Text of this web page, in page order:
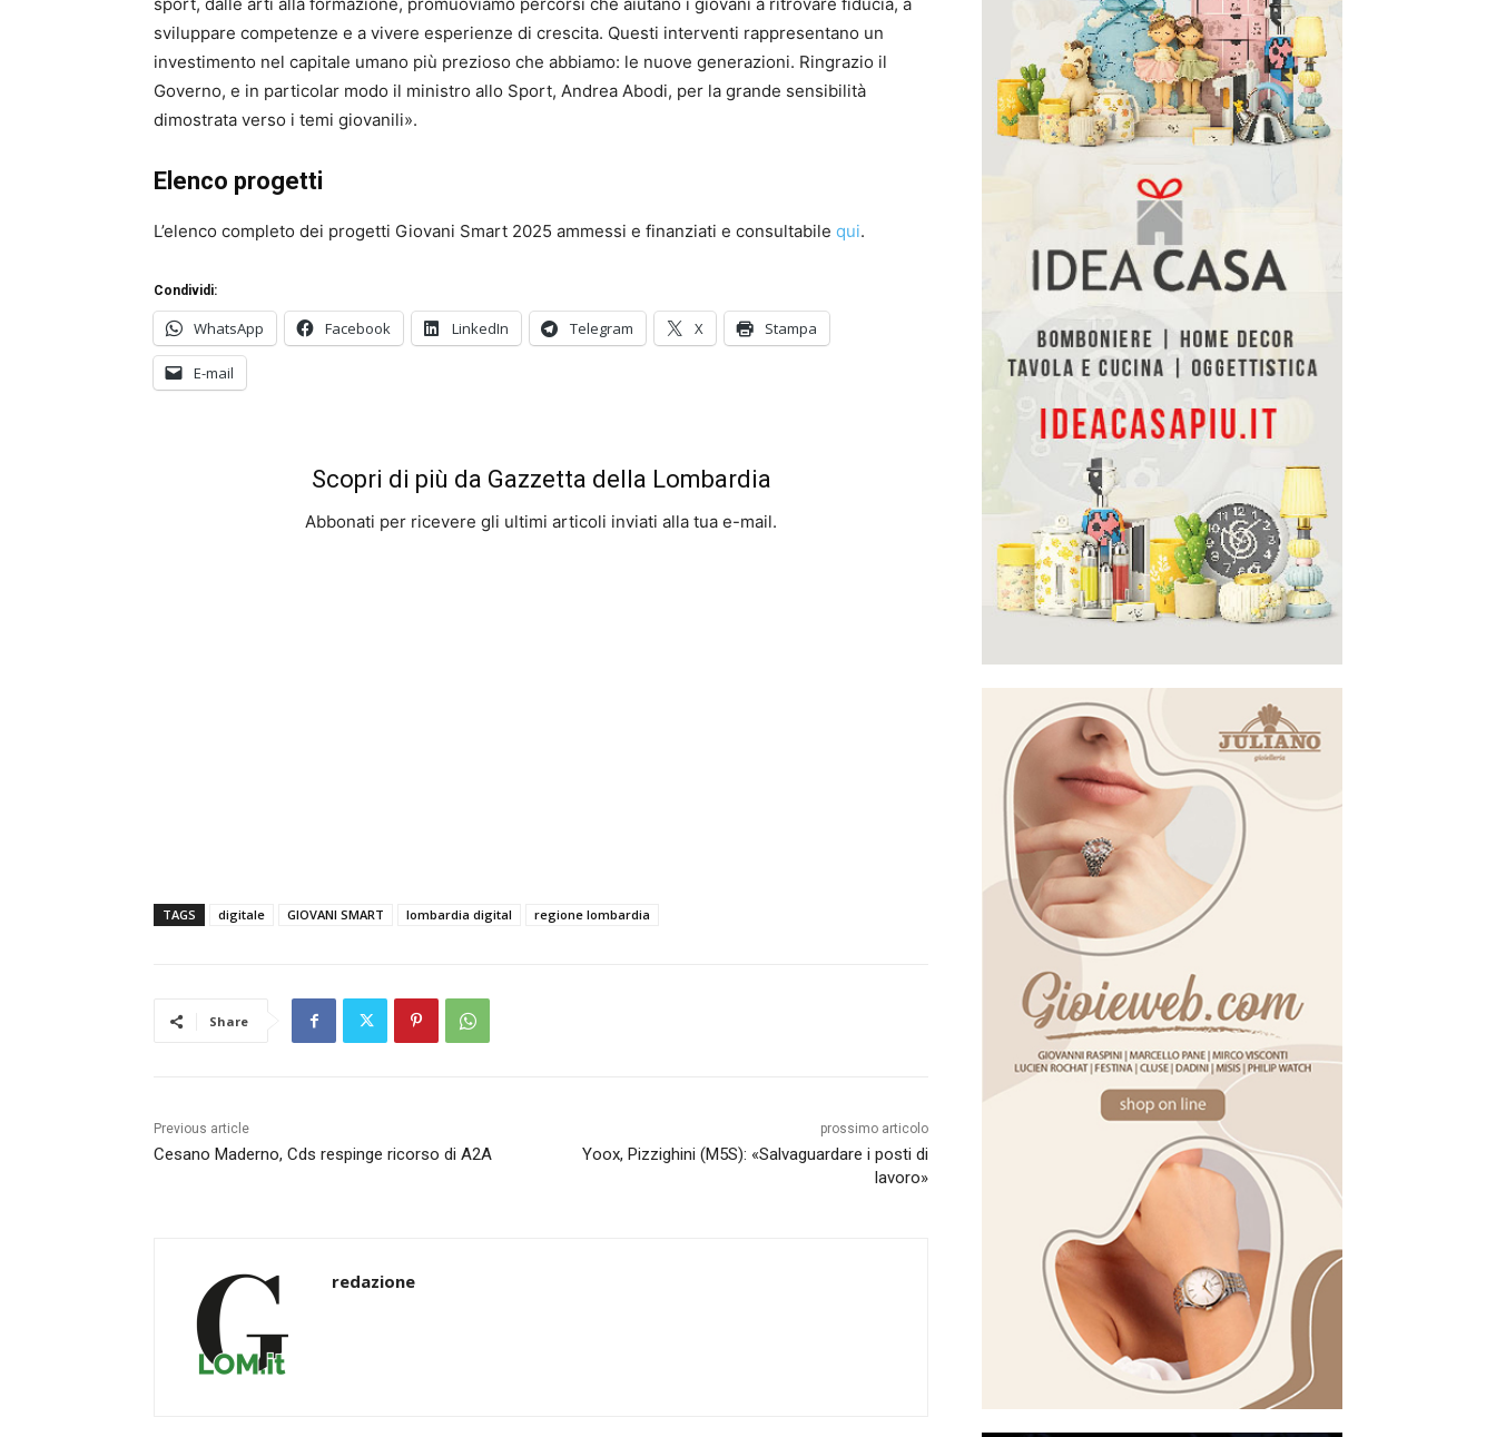
sviluppare competenze e a vivere esperienze di crescita. Questi interventi rappresentano un
investimento nel capitale umano più prezioso che abbiamo: le nuove generazioni. Ringrazio il
Governo, e in particolar modo il ministro allo Sport, Andrea Abodi, per la grande sensibilità
dimostrata verso i temi giovanili».
Elenco progetti
L’elenco completo dei progetti Giovani Smart 2025 ammessi e finanziati e consultabile qui.
Condividi:
WhatsApp Facebook LinkedIn Telegram X Stampa
E-mail
Scopri di più da Gazzetta della Lombardia
Abbonati per ricevere gli ultimi articoli inviati alla tua e-mail.
TAGS digitale GIOVANI SMART lombardia digital regione lombardia
Share
Previous article
Cesano Maderno, Cds respinge ricorso di A2A
prossimo articolo
Yoox, Pizzighini (M5S): «Salvaguardare i posti di
lavoro»
redazione